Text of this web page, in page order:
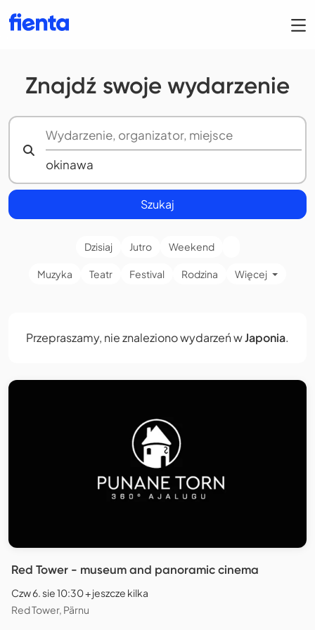
Znajdź swoje wydarzenie
Szukaj
Dzisiaj Jutro Weekend
Muzyka Teatr Festival Rodzina Więcej
Przepraszamy, nie znaleziono wydarzeń wJaponia.
Red Tower - museum and panoramic cinema
Czw 6. sie 10:30 + jeszcze kilka
Red Tower, Pärnu